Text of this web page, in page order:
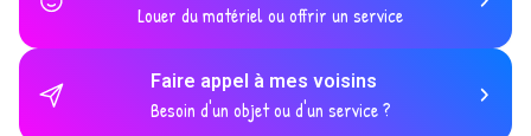
Louer du matériel ou offrir un service
Faire appel à mes voisins
Besoin d'un objet ou d'un service ?